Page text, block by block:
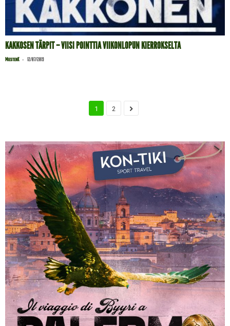
KAKKOSEN TÄRPIT – VIISI POINTTIA VIIKONLOPUN KIERROKSELTA
MiestenK - 12/07/2019
1 2